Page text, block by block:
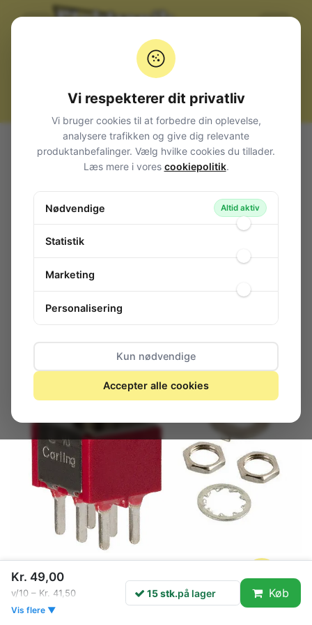
Alle produkter
Afbrydere og omskiftere
Vippe metalknebel (Toggle switch)
Miniature
2-pol
Toggle Switch 2-pol ON-OFF-ON for PRINT
Toggle Switch 2-pol ON-OFF-ON for
124-175 / APEM-5259
15 stk. på lager
Kr. 49,00
v/10 – Kr. 41,50
Vis flere ▼
15 stk.på lager Køb
Vi respekterer dit privatliv
Vi bruger cookies til at forbedre din oplevelse,
analysere trafikken og give dig relevante
produktanbefalinger. Vælg hvilke cookies du tillader.
Læs mere i vores cookiepolitik.
Nødvendige Altid aktiv
Statistik
Marketing
Personalisering
Kun nødvendige
Accepter alle cookies